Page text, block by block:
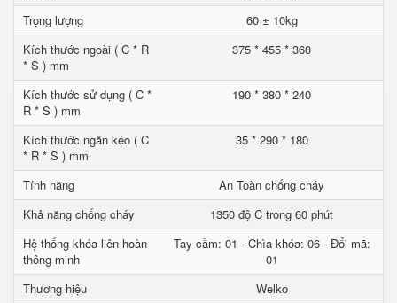
Trọng lượng
60 ± 10kg
Kích thước ngoài ( C * R
* S ) mm
375 * 455 * 360
Kích thước sử dụng ( C *
R * S ) mm
190 * 380 * 240
Kích thước ngăn kéo ( C
* R * S ) mm
35 * 290 * 180
Tính năng
An Toàn chống cháy
Khả năng chống cháy
1350 độ C trong 60 phút
Hệ thống khóa liên hoàn
thông minh
Tay cầm: 01 - Chìa khóa: 06 - Đổi mã:
01
Thương hiệu
Welko